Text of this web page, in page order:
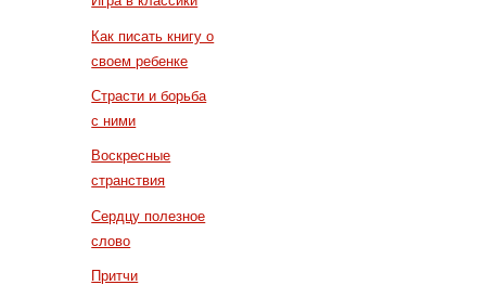
Как писать книгу о
своем ребенке
Страсти и борьба
с ними
Воскресные
странствия
Сердцу полезное
слово
Притчи